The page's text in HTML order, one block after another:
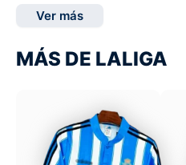
Ver más
MÁS DE LALIGA